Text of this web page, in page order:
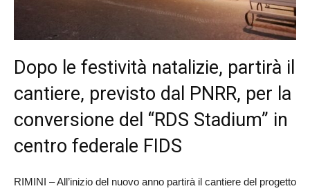
Dopo le festività natalizie, partirà il
cantiere, previsto dal PNRR, per la
conversione del “RDS Stadium” in
centro federale FIDS
RIMINI – All’inizio del nuovo anno partirà il cantiere del progetto